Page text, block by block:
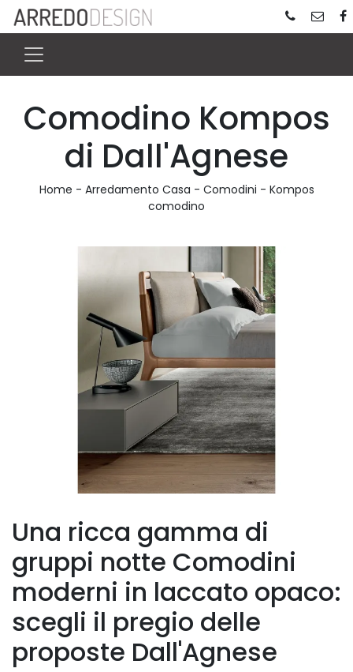
Comodino Kompos
di Dall'Agnese
Home - Arredamento Casa - Comodini - Kompos
comodino
Una ricca gamma di
gruppi notte Comodini
moderni in laccato opaco:
scegli il pregio delle
proposte Dall'Agnese